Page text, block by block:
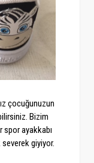
çocuğunuzun
Bizim
spor ayakkabı
giyiyor.